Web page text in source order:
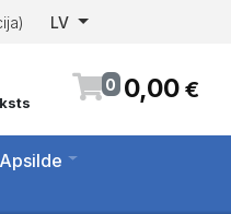
LV
0 0,00 €
Apsilde